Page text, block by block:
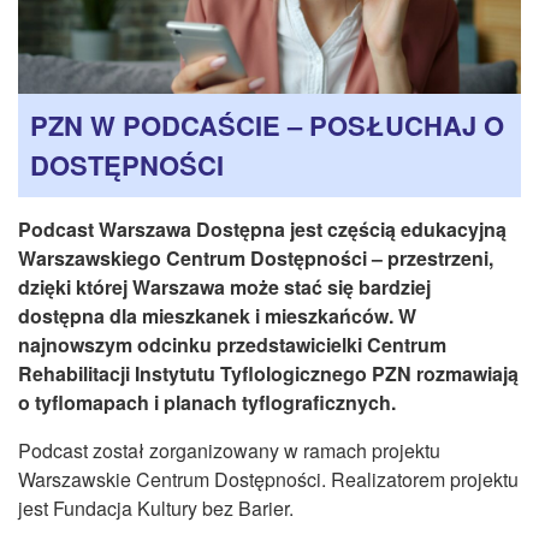
INSTYTUT TYFLOLOGICZNY
KONTAKT
1,5%
PZN W PODCAŚCIE – POSŁUCHAJ O
DOSTĘPNOŚCI
Podcast Warszawa Dostępna jest częścią edukacyjną
Warszawskiego Centrum Dostępności – przestrzeni,
dzięki której Warszawa może stać się bardziej
dostępna dla mieszkanek i mieszkańców. W
najnowszym odcinku przedstawicielki Centrum
Rehabilitacji Instytutu Tyflologicznego PZN rozmawiają
o tyflomapach i planach tyflograficznych.
Podcast został zorganizowany w ramach projektu
Warszawskie Centrum Dostępności. Realizatorem projektu
jest Fundacja Kultury bez Barier.